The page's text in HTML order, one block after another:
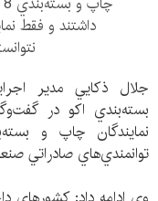
داشتند و فقط
جلال ذكايي مدير
بسته‌بندي اكو در
نمايندگان چاپ و
توانمندي‌هاي صادراتي